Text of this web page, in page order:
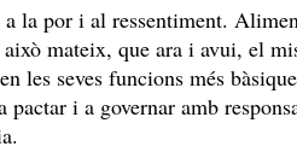
la por i al ressentiment.
mateix, que ara i avui, el
les seves funcions més
i a governar amb